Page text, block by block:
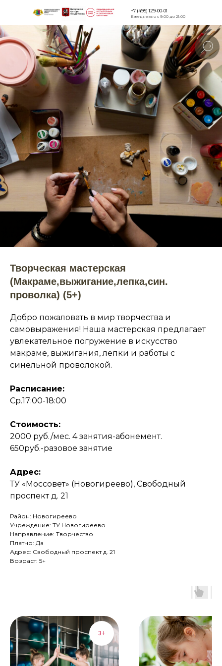
Версия для
+7 (495) 129-00-01
Ежедневно с 9:00 до 21:00
Творческая мастерская
(Макраме,выжигание,лепка,син.
проволка) (5+)
Добро пожаловать в мир творчества и
самовыражения! Наша мастерская предлагает
увлекательное погружение в искусство
макраме, выжигания, лепки и работы с
синельной проволокой.
Расписание:
Ср.17:00-18:00
Стоимость:
2000 руб./мес. 4 занятия-абонемент.
650руб.-разовое занятие
Адрес:
ТУ «Моссовет» (Новогиреево), Свободный
проспект д. 21
Район: Новогиреево
Учреждение: ТУ Новогиреево
Направление: Творчество
Платно: Да
Адрес: Свободный проспект д. 21
Возраст: 5+
3+